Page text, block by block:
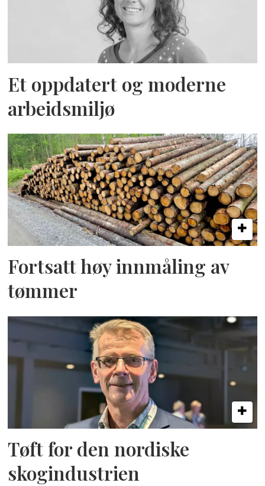
Et oppdatert og moderne
arbeidsmiljø
Fortsatt høy innmåling av
tømmer
Tøft for den nordiske
skogindustrien